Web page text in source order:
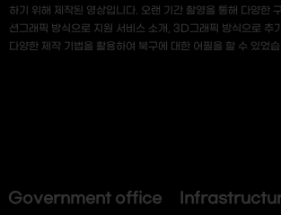
하기 위해 제작된 영상입니다. 오랜 기간 촬영을 통해 다양한
션그래픽 방식으로 지원 서비스 소개, 3D그래픽 방식으로 추
다양한 제작 기법을 활용하여 북구에 대한 어필을 할 수 있었
Government office